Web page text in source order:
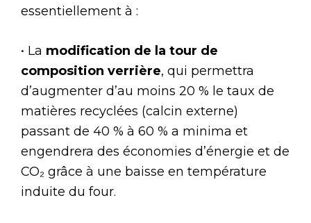
essentiellement à :
• La modification de la tour de
composition verrière, qui permettra
d’augmenter d’au moins 20 % le taux de
matières recyclées (calcin externe)
passant de 40 % à 60 % a minima et
engendrera des économies d’énergie et de
CO₂ grâce à une baisse en température
induite du four.